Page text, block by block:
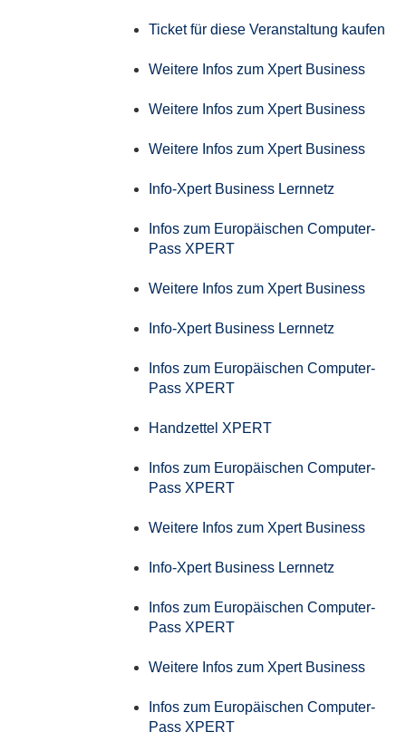
Ticket für diese Veranstaltung kaufen
Weitere Infos zum Xpert Business
Weitere Infos zum Xpert Business
Weitere Infos zum Xpert Business
Info-Xpert Business Lernnetz
Infos zum Europäischen Computer-
Pass XPERT
Weitere Infos zum Xpert Business
Info-Xpert Business Lernnetz
Infos zum Europäischen Computer-
Pass XPERT
Handzettel XPERT
Infos zum Europäischen Computer-
Pass XPERT
Weitere Infos zum Xpert Business
Info-Xpert Business Lernnetz
Infos zum Europäischen Computer-
Pass XPERT
Weitere Infos zum Xpert Business
Infos zum Europäischen Computer-
Pass XPERT